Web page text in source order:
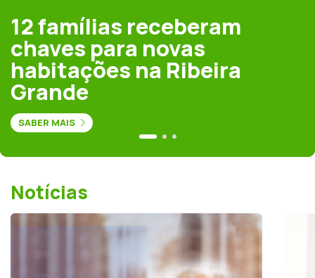
12 famílias receberam
chaves para novas
habitações na Ribeira
Grande
SABER MAIS
Notícias